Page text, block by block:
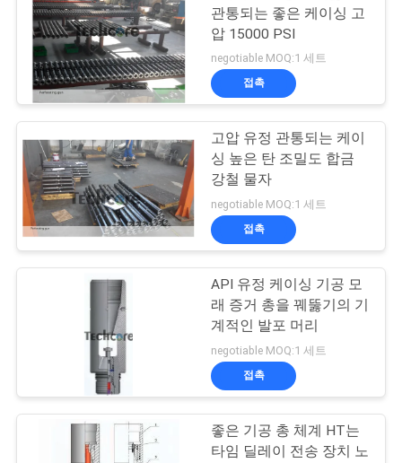
관
리
연
락
검색 가능한 포장업
자
검사자 벨브를 선정
하십시오
28
16
관통되는 좋은 케이싱 고
압 15000 PSI
negotiable MOQ:1 세트
접촉
고압 유정 관통되는 케이
싱 높은 탄 조밀도 합금
강철 물자
negotiable MOQ:1 세트
접촉
API 유정 케이싱 기공 모
래 증거 총을 꿰뚫기의 기
계적인 발포 머리
negotiable MOQ:1 세트
접촉
좋은 기공 총 체계 HT는
타임 딜레이 전송 장치 노